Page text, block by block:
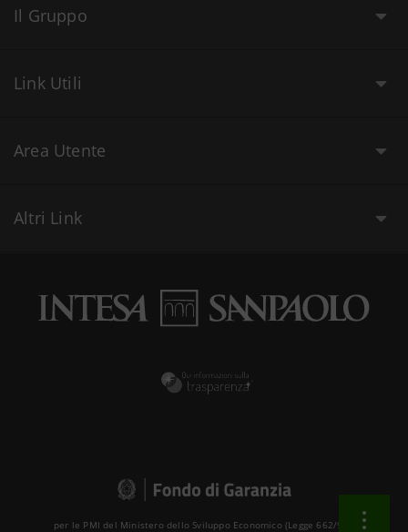
Il Gruppo
Link Utili
Area Utente
Altri Link
per le PMI del Ministero dello Sviluppo Economico (Legge 662/96 )